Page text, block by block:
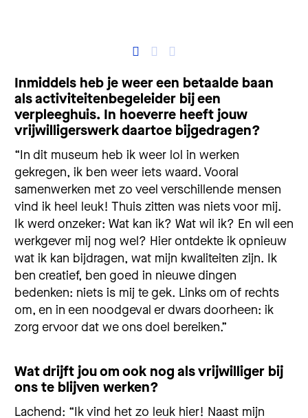
Inmiddels heb je weer een betaalde baan
als activiteitenbegeleider bij een
verpleeghuis. In hoeverre heeft jouw
vrijwilligerswerk daartoe bijgedragen?
“In dit museum heb ik weer lol in werken
gekregen, ik ben weer iets waard. Vooral
samenwerken met zo veel verschillende mensen
vind ik heel leuk! Thuis zitten was niets voor mij.
Ik werd onzeker: Wat kan ik? Wat wil ik? En wil een
werkgever mij nog wel? Hier ontdekte ik opnieuw
wat ik kan bijdragen, wat mijn kwaliteiten zijn. Ik
ben creatief, ben goed in nieuwe dingen
bedenken: niets is mij te gek. Links om of rechts
om, en in een noodgeval er dwars doorheen: ik
zorg ervoor dat we ons doel bereiken.”
Wat drijft jou om ook nog als vrijwilliger bij
ons te blijven werken?
Lachend: “Ik vind het zo leuk hier! Naast mijn